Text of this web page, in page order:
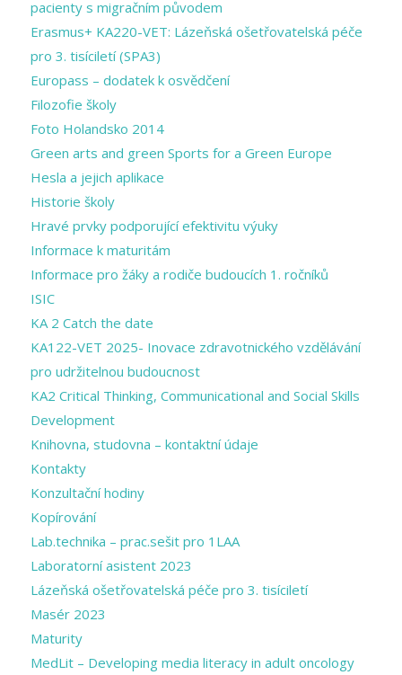
pacienty s migračním původem
Erasmus+ KA220-VET: Lázeňská ošetřovatelská péče
pro 3. tisíciletí (SPA3)
Europass – dodatek k osvědčení
Filozofie školy
Foto Holandsko 2014
Green arts and ​green Sports for a ​Green Europe
Hesla a jejich aplikace
Historie školy
Hravé prvky podporující efektivitu výuky
Informace k maturitám
Informace pro žáky a rodiče budoucích 1. ročníků
ISIC
KA 2 Catch the date
KA122-VET 2025- Inovace zdravotnického vzdělávání
pro udržitelnou budoucnost
KA2 Critical Thinking, Communicational and Social Skills
Development
Knihovna, studovna – kontaktní údaje
Kontakty
Konzultační hodiny
Kopírování
Lab.technika – prac.sešit pro 1LAA
Laboratorní asistent 2023
Lázeňská ošetřovatelská péče pro 3. tisíciletí
Masér 2023
Maturity
MedLit – Developing media literacy in adult oncology